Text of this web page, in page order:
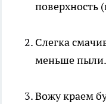
поверхность
Слегка
меньше пыли.
Вожу краем